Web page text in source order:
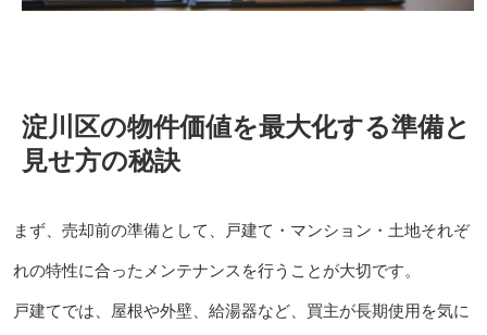
淀川区の物件価値を最大化する準備と
見せ方の秘訣
まず、売却前の準備として、戸建て・マンション・土地それぞ
れの特性に合ったメンテナンスを行うことが大切です。
戸建てでは、屋根や外壁、給湯器など、買主が長期使用を気に